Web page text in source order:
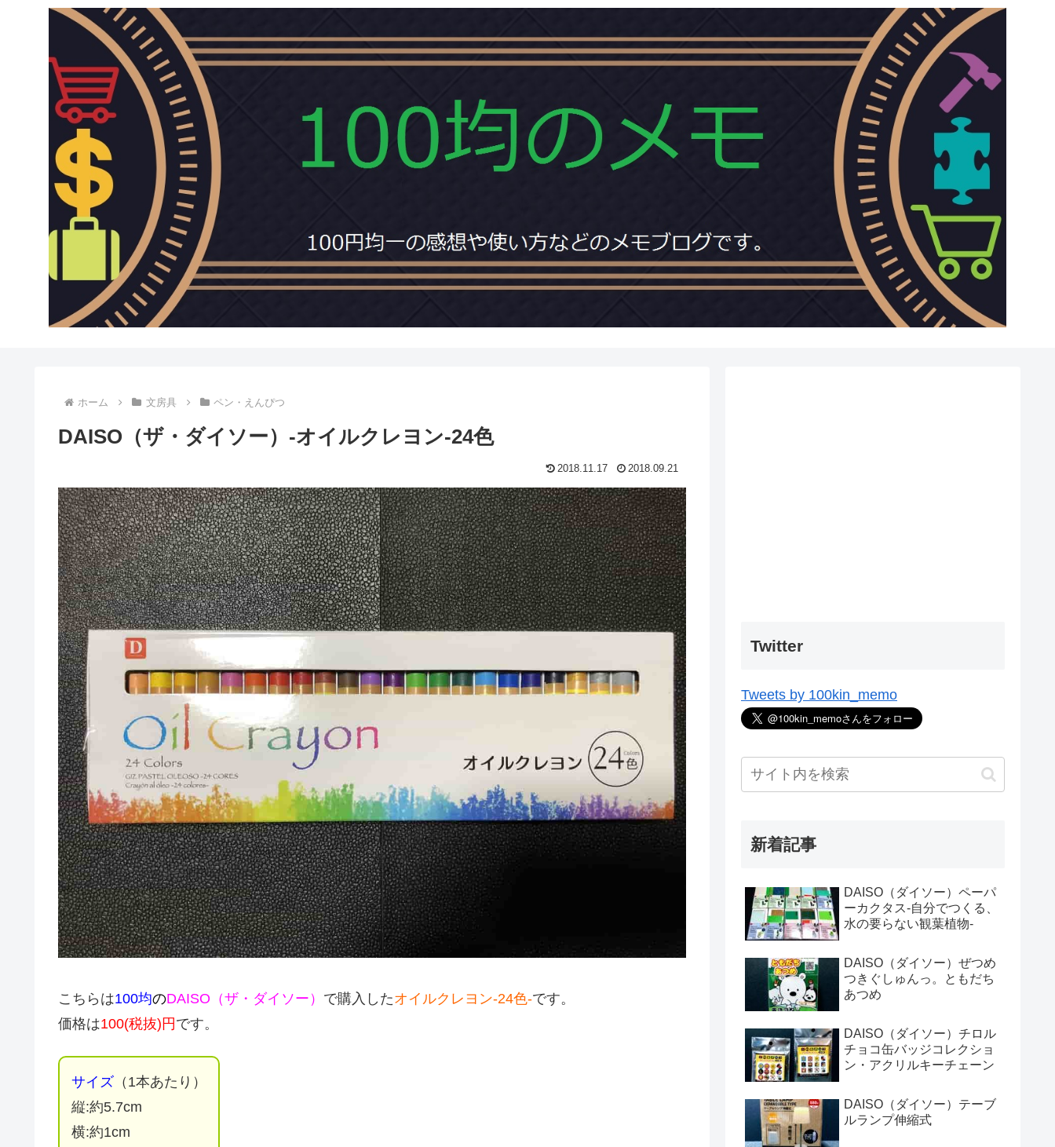
ホーム 文房具 ペン・えんぴつ
DAISO（ザ・ダイソー）-オイルクレヨン-24色
2018.11.17 2018.09.21
こちらは100均のDAISO（ザ・ダイソー） で購入したオイルクレヨン-24色-です。
価格は100(税抜)円です。
サイズ （1本あたり）
縦:約5.7cm
横:約1cm
Twitter
Tweets by 100kin_memo
新着記事
DAISO（ダイソー）ペーパ
ーカクタス-自分でつくる、
水の要らない観葉植物-
DAISO（ダイソー）ぜつめ
つきぐしゅんっ。ともだち
あつめ
DAISO（ダイソー）チロル
チョコ缶バッジコレクショ
ン・アクリルキーチェーン
DAISO（ダイソー）テーブ
ルランプ伸縮式